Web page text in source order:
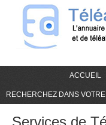
ACCUEIL
RECHERCHEZ DANS
Services de